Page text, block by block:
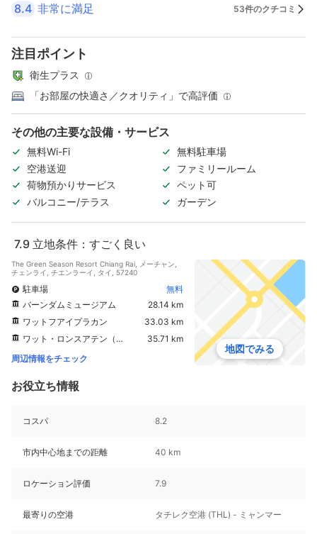
8.4 非常に満足 53件のクチコミ
注目ポイント
衛生プラス
「お部屋の快適さ／クオリティ」で高評価
その他の主要な設備・サービス
無料Wi-Fi
無料駐車場
空港送迎
ファミリールーム
荷物預かりサービス
ペット可
バルコニー/テラス
ガーデン
7.9 立地条件：すごく良い
The Green Season Resort Chiang Rai, メーチャン,
チェンライ, チエンラーイ, タイ, 57240
駐車場
無料
バーンダムミュージアム
28.14 km
ワットフアイプラカン
33.03 km
ワット・ロンスアテン（ブルーテンプル）
35.71 km
周辺情報をチェック
地図でみる
お役立ち情報
コスパ 8.2
市内中心地までの距離 40 km
ロケーション評価 7.9
最寄りの空港 タチレク空港 (THL) - ミャンマー